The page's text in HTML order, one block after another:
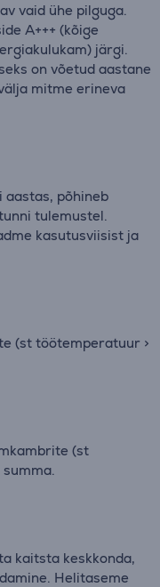
vaid ühe pilguga.
A+++ (kõige
järgi.
on võetud aastane
mitme erineva
põhineb
tulemustel.
kasutusviisist ja
(st töötemperatuur >
(st
kaitsta keskkonda,
Helitaseme